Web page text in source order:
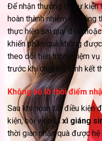
Để nhận thưởng từ sự kiện
hoàn thành nhiệm vụ đúng
thực hiện sai quy định
khiến phần quà không
theo dõi tiến trình nhiệm
trước khi chương trình kết
Không bỏ lỡ thời điểm
Sau khi hoàn tất điều kiện
kiện, hội viênLì xì giáng
thời gian nhận quà được